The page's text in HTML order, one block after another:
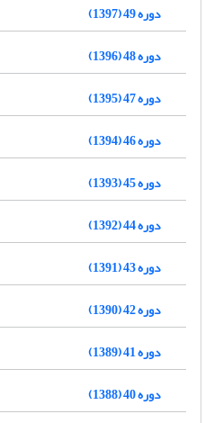
دوره 49 (1397)
دوره 48 (1396)
دوره 47 (1395)
دوره 46 (1394)
دوره 45 (1393)
دوره 44 (1392)
دوره 43 (1391)
دوره 42 (1390)
دوره 41 (1389)
دوره 40 (1388)